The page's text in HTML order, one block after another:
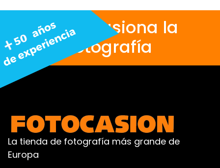
Nos apasiona la
fotografía
La tienda de fotografía más grande de
Europa